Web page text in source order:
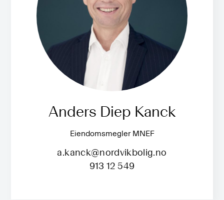
Anders Diep Kanck
Eiendomsmegler MNEF
a.kanck@nordvikbolig.no
913 12 549